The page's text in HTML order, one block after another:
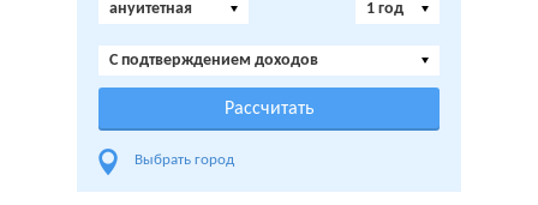
ануитетная
1 год
C подтверждением доходов
Выбрать город